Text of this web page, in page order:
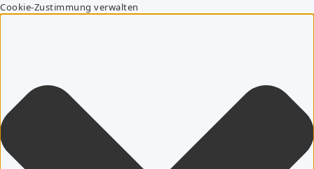
Cookie-Zustimmung verwalten